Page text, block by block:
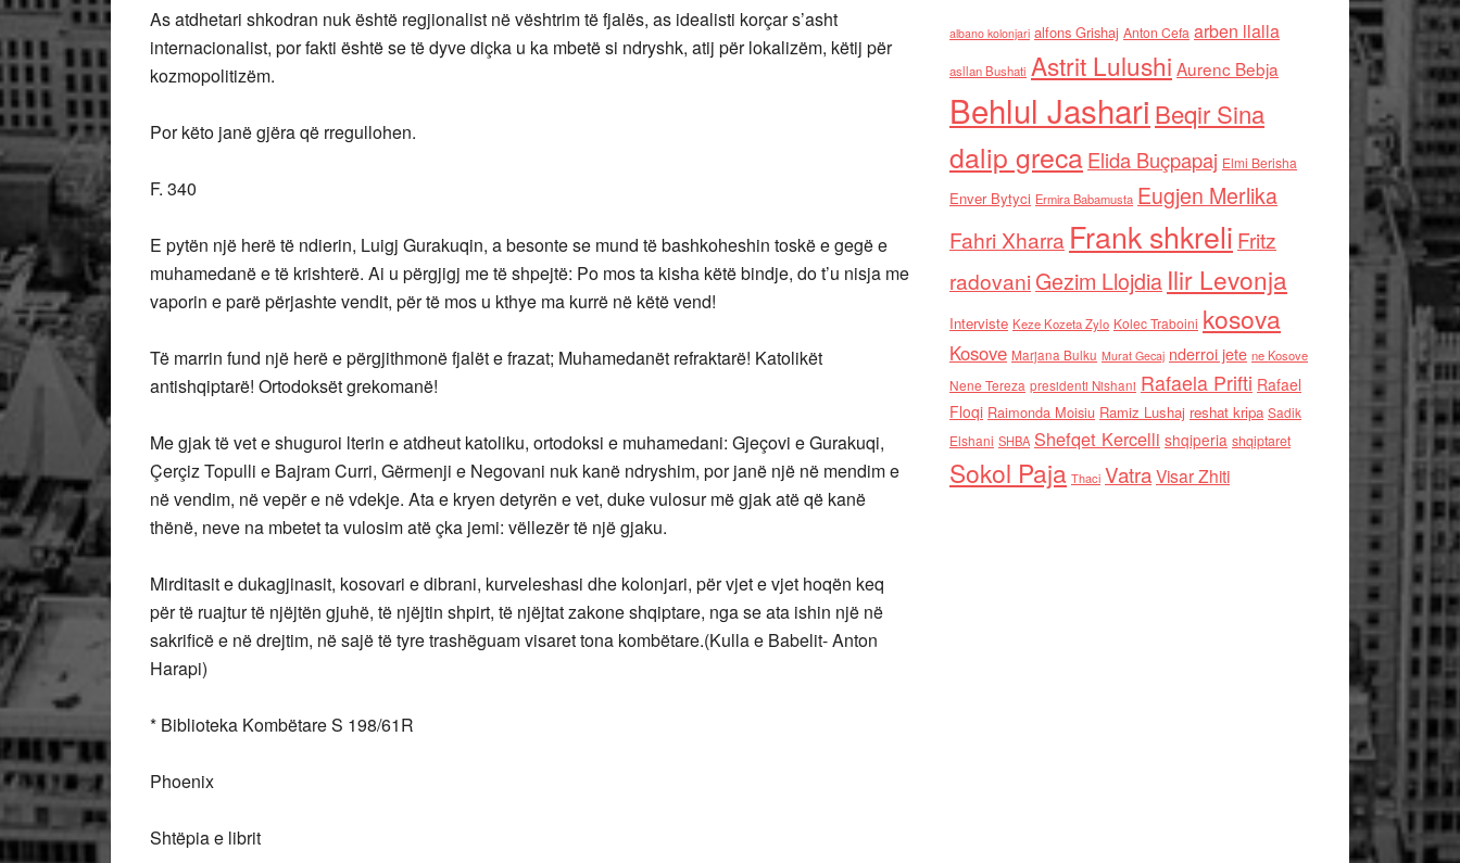
As atdhetari shkodran nuk është regjionalist në vështrim të fjalës, as idealisti korçar s’asht
internacionalist, por fakti është se të dyve diçka u ka mbetë si ndryshk, atij për lokalizëm, këtij për
kozmopolitizëm.
Por këto janë gjëra që rregullohen.
F. 340
E pytën një herë të ndierin, Luigj Gurakuqin, a besonte se mund të bashkoheshin toskë e gegë e
muhamedanë e të krishterë. Ai u përgjigj me të shpejtë: Po mos ta kisha këtë bindje, do t’u nisja me
vaporin e parë përjashte vendit, për të mos u kthye ma kurrë në këtë vend!
Të marrin fund një herë e përgjithmonë fjalët e frazat; Muhamedanët refraktarë! Katolikët
antishqiptarë! Ortodoksët grekomanë!
Me gjak të vet e shuguroi lterin e atdheut katoliku, ortodoksi e muhamedani: Gjeçovi e Gurakuqi,
Çerçiz Topulli e Bajram Curri, Gërmenji e Negovani nuk kanë ndryshim, por janë një në mendim e
në vendim, në vepër e në vdekje. Ata e kryen detyrën e vet, duke vulosur më gjak atë që kanë
thënë, neve na mbetet ta vulosim atë çka jemi: vëllezër të një gjaku.
Mirditasit e dukagjinasit, kosovari e dibrani, kurveleshasi dhe kolonjari, për vjet e vjet hoqën keq
për të ruajtur të njëjtën gjuhë, të njëjtin shpirt, të njëjtat zakone shqiptare, nga se ata ishin një në
sakrificë e në drejtim, në sajë të tyre trashëguam visaret tona kombëtare.(Kulla e Babelit- Anton
Harapi)
* Biblioteka Kombëtare S 198/61R
Phoenix
Shtëpia e librit
albano kolonjari alfons Grishaj Anton Cefa arben llalla
asllan Bushati Astrit Lulushi Aurenc Bebja
Behlul Jashari Beqir Sina
dalip grecaElida Buçpapaj Elmi Berisha
Enver Bytyci Ermira Babamusta Eugjen Merlika
Fahri Xharra Frank shkreli Fritz
radovaniGezim Llojdia Ilir Levonja
Interviste Keze Kozeta Zylo Kolec Traboini kosova
Kosove Marjana Bulku Murat Gecaj nderroi jete ne Kosove
Nene Tereza presidenti Nishani Rafaela Prifti Rafael
Floqi Raimonda Moisiu Ramiz Lushaj reshat kripa Sadik
Elshani SHBA Shefqet Kercelli shqiperia shqiptaret
Sokol Paja Thaci VatraVisar Zhiti